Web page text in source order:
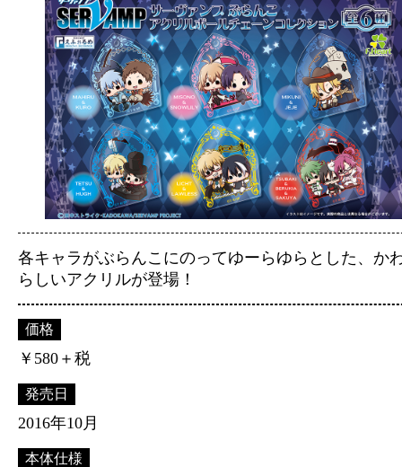
各キャラがぶらんこにのってゆーらゆらとした、か
らしいアクリルが登場！
価格
￥580＋税
発売日
2016年10月
本体仕様